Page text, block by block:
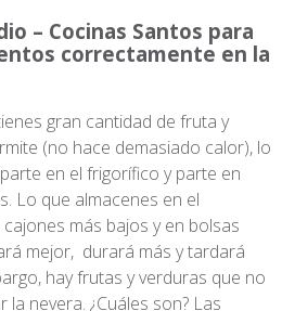
– Cocinas Santos para
correctamente en la
gran cantidad de fruta y
(no hace demasiado calor), lo
en el frigorífico y parte en
Lo que almacenes en el
más bajos y en bolsas
mejor, durará más y tardará
hay frutas y verduras que no
nevera. ¿Cuáles son? Las